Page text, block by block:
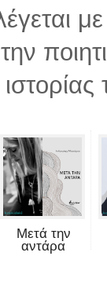
την
Μετά την
αντάρα